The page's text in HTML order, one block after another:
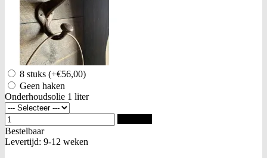
8 stuks (+€56,00)
Geen haken
Onderhoudsolie 1 liter
Bestelbaar
Levertijd: 9-12 weken